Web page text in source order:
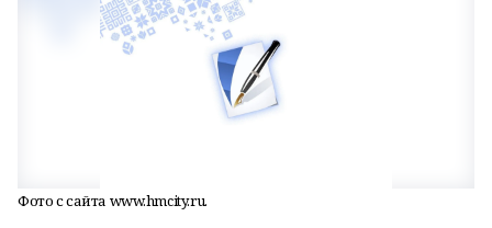
Фото с сайта www.hmcity.ru.